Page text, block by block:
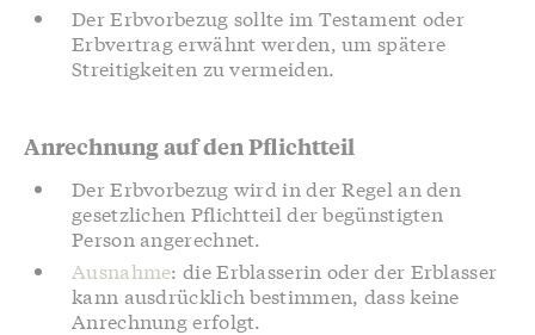
Der Erbvorbezug sollte im Testament oder
Erbvertrag erwähnt werden, um spätere
Streitigkeiten zu vermeiden.
Anrechnung auf den Pflichtteil
Der Erbvorbezug wird in der Regel an den
gesetzlichen Pflichtteil der begünstigten
Person angerechnet.
Ausnahme: die Erblasserin oder der Erblasser
kann ausdrücklich bestimmen, dass keine
Anrechnung erfolgt.